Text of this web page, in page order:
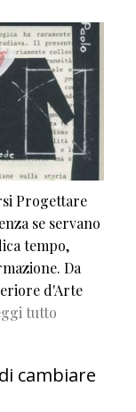
Progettare
se servano
tempo,
Da
d'Arte
tutto
cambiare